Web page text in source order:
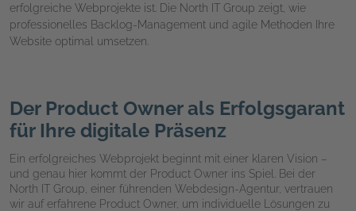
erfolgreiche Webprojekte ist. Die North IT Group zeigt, wie
professionelles Backlog-Management und agile Methoden Ihre
Website optimal umsetzen.
Der Product Owner als Erfolgsgarant
für Ihre digitale Präsenz
Ein erfolgreiches Webprojekt beginnt mit einer klaren Vision –
und genau hier kommt der Product Owner ins Spiel. Bei der
North IT Group, einer führenden Webdesign-Agentur, vertrauen
wir auf erfahrene Product Owner, um individuelle Lösungen zu